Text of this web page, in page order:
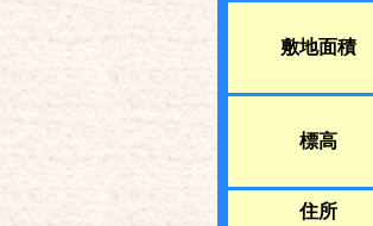
敷地面積
標高
住所